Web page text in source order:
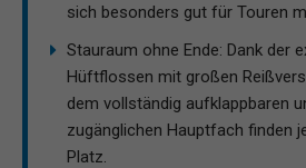
sich besonders gut für Touren
Stauraum ohne Ende: Dank der
Hüftflossen mit großen
dem vollständig aufklappbaren
zugänglichen Hauptfach finden
Platz.